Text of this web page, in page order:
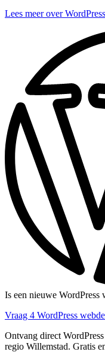
Lees meer over
Is een nieuwe WordPress
Vraag 4 WordPress
Ontvang direct
regio Willemstad. Gratis